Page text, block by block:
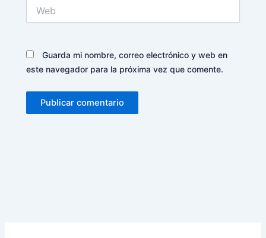
Guarda mi nombre, correo electrónico y web en
este navegador para la próxima vez que comente.